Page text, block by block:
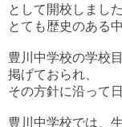
として開校しました
とても歴史のある
豊川中学校の学校
掲げておられ、
その方針に沿って
豊川中学校では、